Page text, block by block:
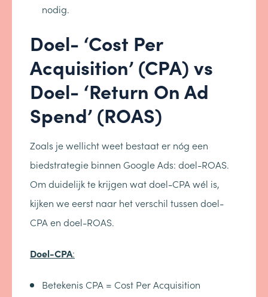
nodig.
Doel- ‘Cost Per
Acquisition’ (CPA) vs
Doel- ‘Return On Ad
Spend’ (ROAS)
Zoals je wellicht weet bestaat er nóg een
biedstrategie binnen Google Ads: doel-ROAS.
Om duidelijk te krijgen wat doel-CPA wél is,
kijken we eerst naar het verschil tussen doel-
CPA en doel-ROAS.
Doel-CPA:
Betekenis CPA = Cost Per Acquisition